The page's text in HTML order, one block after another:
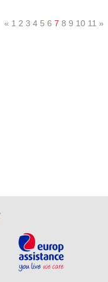
« 1 2 3 4 5 6 7 8 9 10 11 »